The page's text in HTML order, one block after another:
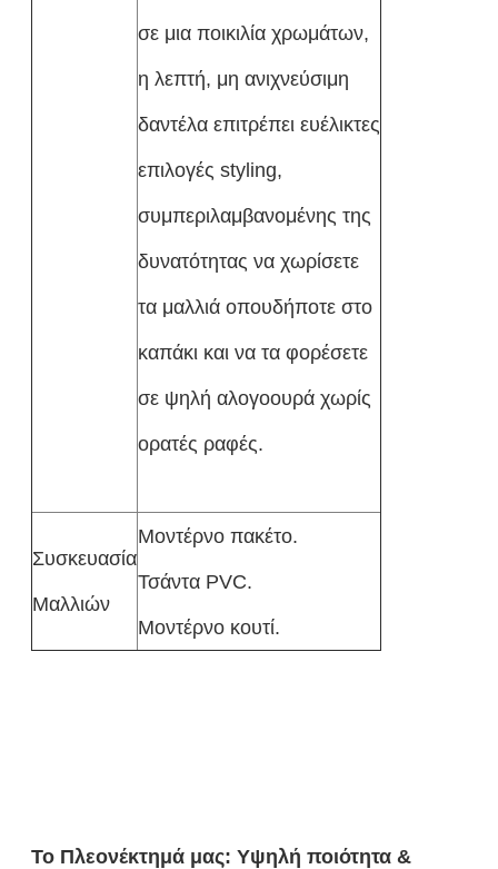
σε μια ποικιλία χρωμάτων,
η λεπτή, μη ανιχνεύσιμη
δαντέλα επιτρέπει ευέλικτες
επιλογές styling,
συμπεριλαμβανομένης της
δυνατότητας να χωρίσετε
τα μαλλιά οπουδήποτε στο
καπάκι και να τα φορέσετε
σε ψηλή αλογοουρά χωρίς
ορατές ραφές.
Συσκευασία
Μαλλιών
Μοντέρνο πακέτο.
Τσάντα PVC.
Μοντέρνο κουτί.
Το Πλεονέκτημά μας: Υψηλή ποιότητα &